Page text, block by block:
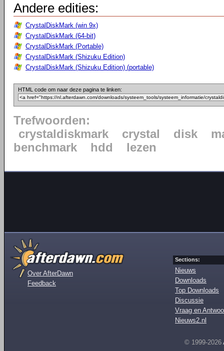
Andere edities:
CrystalDiskMark (win 9x)
CrystalDiskMark (64-bit)
CrystalDiskMark (Portable)
CrystalDiskMark (Shizuku Edition)
CrystalDiskMark (Shizuku Edition) (portable)
HTML code om naar deze pagina te linken:
Trefwoorden:
crystaldiskmark
crystal disk
benchmark
hdd lezen
Over AfterDawn
Feedback
Sections:
Nieuws
Downloads
Top Downloads
Discussie
Vraag en
Nieuws2.nl
© 1999-2026